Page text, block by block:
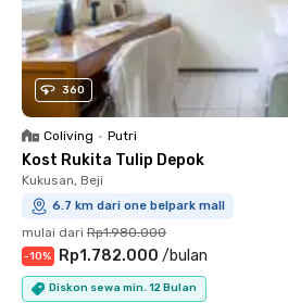
360
Coliving • Putri
Kost Rukita Tulip Depok
Kukusan, Beji
6.7 km dari one belpark mall
mulai dari Rp1.980.000
-10% Rp1.782.000 /bulan
Diskon sewa min. 12 Bulan